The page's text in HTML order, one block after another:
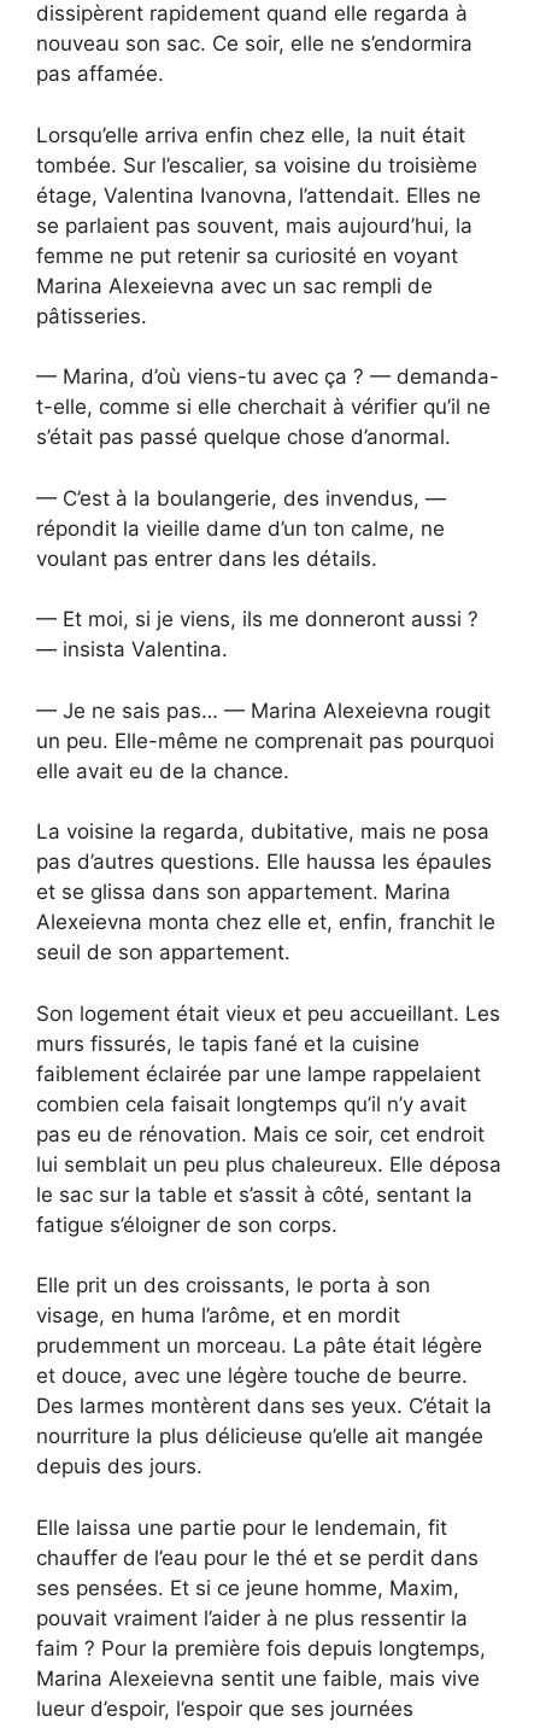
dissipèrent rapidement quand elle regarda à
nouveau son sac. Ce soir, elle ne s’endormira
pas affamée.
Lorsqu’elle arriva enfin chez elle, la nuit était
tombée. Sur l’escalier, sa voisine du troisième
étage, Valentina Ivanovna, l’attendait. Elles ne
se parlaient pas souvent, mais aujourd’hui, la
femme ne put retenir sa curiosité en voyant
Marina Alexeievna avec un sac rempli de
pâtisseries.
— Marina, d’où viens-tu avec ça ? — demanda-
t-elle, comme si elle cherchait à vérifier qu’il ne
s’était pas passé quelque chose d’anormal.
— C’est à la boulangerie, des invendus, —
répondit la vieille dame d’un ton calme, ne
voulant pas entrer dans les détails.
— Et moi, si je viens, ils me donneront aussi ?
— insista Valentina.
— Je ne sais pas… — Marina Alexeievna rougit
un peu. Elle-même ne comprenait pas pourquoi
elle avait eu de la chance.
La voisine la regarda, dubitative, mais ne posa
pas d’autres questions. Elle haussa les épaules
et se glissa dans son appartement. Marina
Alexeievna monta chez elle et, enfin, franchit le
seuil de son appartement.
Son logement était vieux et peu accueillant. Les
murs fissurés, le tapis fané et la cuisine
faiblement éclairée par une lampe rappelaient
combien cela faisait longtemps qu’il n’y avait
pas eu de rénovation. Mais ce soir, cet endroit
lui semblait un peu plus chaleureux. Elle déposa
le sac sur la table et s’assit à côté, sentant la
fatigue s’éloigner de son corps.
Elle prit un des croissants, le porta à son
visage, en huma l’arôme, et en mordit
prudemment un morceau. La pâte était légère
et douce, avec une légère touche de beurre.
Des larmes montèrent dans ses yeux. C’était la
nourriture la plus délicieuse qu’elle ait mangée
depuis des jours.
Elle laissa une partie pour le lendemain, fit
chauffer de l’eau pour le thé et se perdit dans
ses pensées. Et si ce jeune homme, Maxim,
pouvait vraiment l’aider à ne plus ressentir la
faim ? Pour la première fois depuis longtemps,
Marina Alexeievna sentit une faible, mais vive
lueur d’espoir, l’espoir que ses journées